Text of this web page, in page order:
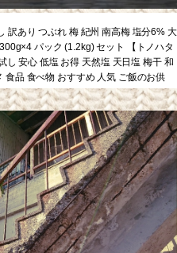
訳あり つぶれ 梅 紀州 南高梅 塩分6% 大
パック (1.2kg) セット 【トノハタ
し 安心 低塩 お得 天然塩 天日塩 梅干 和
食品 食べ物 おすすめ 人気 ご飯のお供